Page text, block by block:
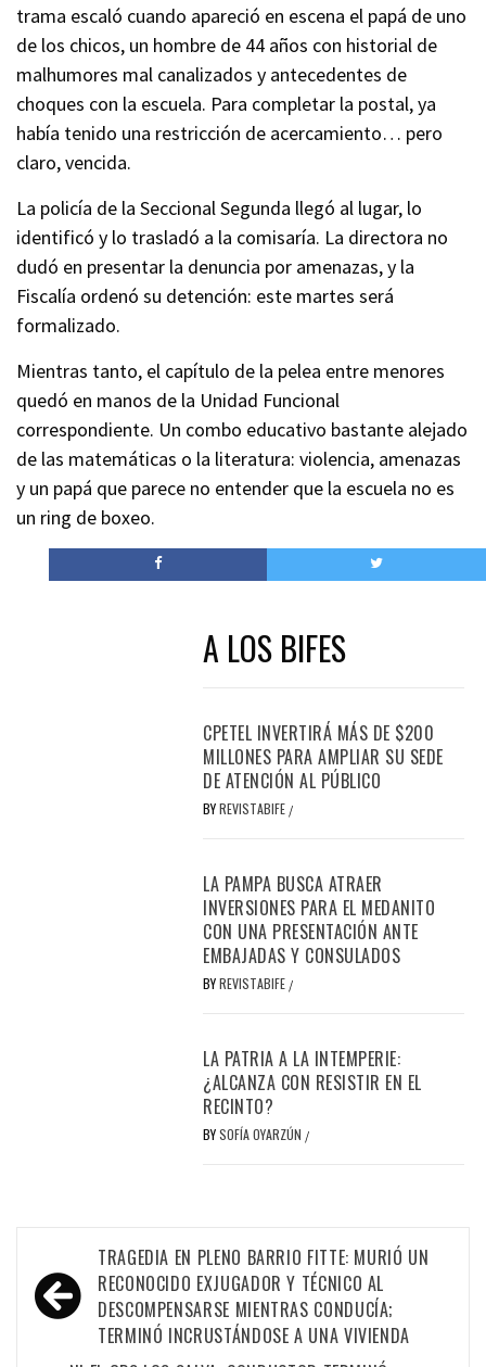
trama escaló cuando apareció en escena el papá de uno
de los chicos, un hombre de 44 años con historial de
malhumores mal canalizados y antecedentes de
choques con la escuela. Para completar la postal, ya
había tenido una restricción de acercamiento… pero
claro, vencida.
La policía de la Seccional Segunda llegó al lugar, lo
identificó y lo trasladó a la comisaría. La directora no
dudó en presentar la denuncia por amenazas, y la
Fiscalía ordenó su detención: este martes será
formalizado.
Mientras tanto, el capítulo de la pelea entre menores
quedó en manos de la Unidad Funcional
correspondiente. Un combo educativo bastante alejado
de las matemáticas o la literatura: violencia, amenazas
y un papá que parece no entender que la escuela no es
un ring de boxeo.
A LOS BIFES
CPETEL INVERTIRÁ MÁS DE $200
MILLONES PARA AMPLIAR SU SEDE
DE ATENCIÓN AL PÚBLICO
BYREVISTABIFE /
LA PAMPA BUSCA ATRAER
INVERSIONES PARA EL MEDANITO
CON UNA PRESENTACIÓN ANTE
EMBAJADAS Y CONSULADOS
BYREVISTABIFE /
LA PATRIA A LA INTEMPERIE:
¿ALCANZA CON RESISTIR EN EL
RECINTO?
BYSOFÍA OYARZÚN /
Navegación
de
entradas
TRAGEDIA EN PLENO BARRIO FITTE: MURIÓ UN
RECONOCIDO EXJUGADOR Y TÉCNICO AL
DESCOMPENSARSE MIENTRAS CONDUCÍA;
TERMINÓ INCRUSTÁNDOSE A UNA VIVIENDA